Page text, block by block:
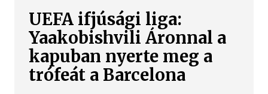
UEFA ifjúsági liga:
Yaakobishvili Áronnal a
kapuban nyerte meg a
trófeát a Barcelona